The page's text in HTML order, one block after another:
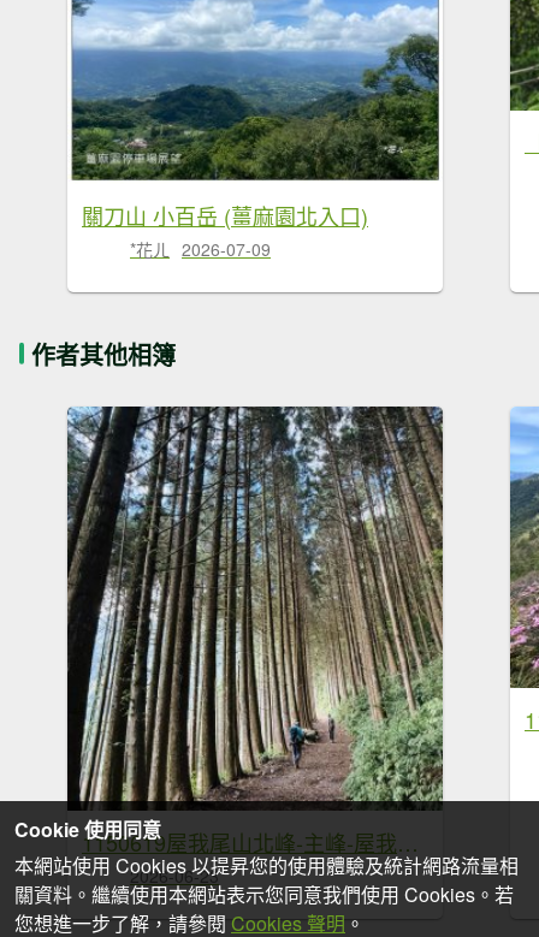
關刀山 小百岳 (薑麻園北入口)
*花ㄦ 2026-07-09
作者其他相簿
1150619屋我尾山北峰-主峰-屋我尾林道O繞
2026-06-23
Cookie 使用同意
本網站使用 Cookies 以提昇您的使用體驗及統計網路流量相
關資料。繼續使用本網站表示您同意我們使用 Cookies。若
您想進一步了解，請參閱 Cookies 聲明 。